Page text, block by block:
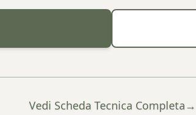
Vedi Scheda Tecnica Completa→